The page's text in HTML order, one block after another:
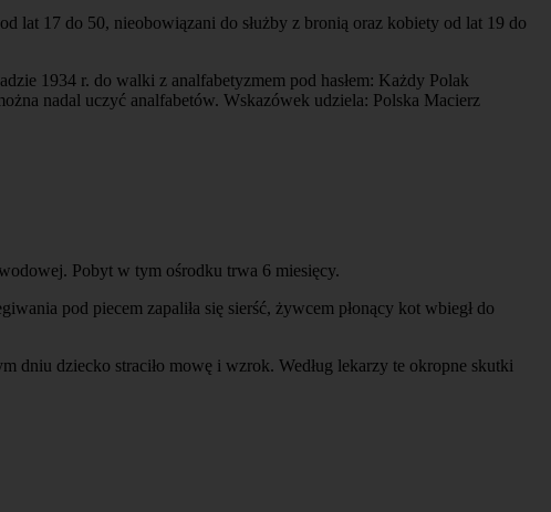
lat 17 do 50, nieobowiązani do służby z bronią oraz kobiety od lat 19 do
1934 r. do walki z analfabetyzmem pod hasłem: Każdy Polak
nadal uczyć analfabetów. Wskazówek udziela: Polska Macierz
Pobyt w tym ośrodku trwa 6 miesięcy.
pod piecem zapaliła się sierść, żywcem płonący kot wbiegł do
dniu dziecko straciło mowę i wzrok. Według lekarzy te okropne skutki